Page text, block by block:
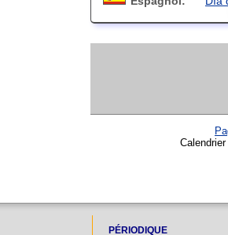
PÉRIODIQUE